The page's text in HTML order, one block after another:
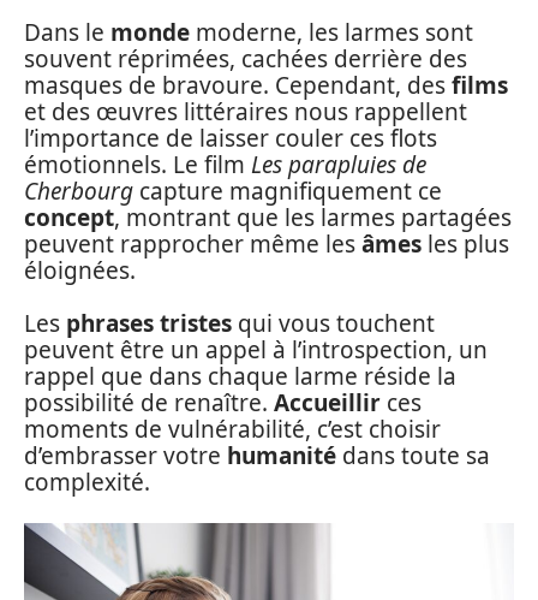
Dans le monde moderne, les larmes sont
souvent réprimées, cachées derrière des
masques de bravoure. Cependant, desfilms
et des œuvres littéraires nous rappellent
l’importance de laisser couler ces flots
émotionnels. Le film Les parapluies de
Cherbourg capture magnifiquement ce
concept, montrant que les larmes partagées
peuvent rapprocher même lesâmes les plus
éloignées.
Les phrases tristes qui vous touchent
peuvent être un appel à l’introspection, un
rappel que dans chaque larme réside la
possibilité de renaître. Accueillir ces
moments de vulnérabilité, c’est choisir
d’embrasser votre humanité dans toute sa
complexité.